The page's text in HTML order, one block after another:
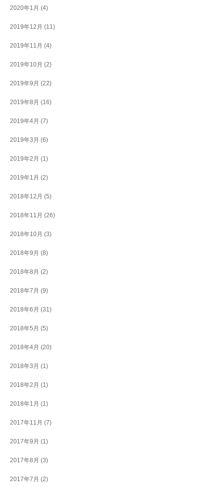
2020年1月 (4)
2019年12月 (11)
2019年11月 (4)
2019年10月 (2)
2019年9月 (22)
2019年8月 (16)
2019年4月 (7)
2019年3月 (6)
2019年2月 (1)
2019年1月 (2)
2018年12月 (5)
2018年11月 (26)
2018年10月 (3)
2018年9月 (8)
2018年8月 (2)
2018年7月 (9)
2018年6月 (31)
2018年5月 (5)
2018年4月 (20)
2018年3月 (1)
2018年2月 (1)
2018年1月 (1)
2017年11月 (7)
2017年9月 (1)
2017年8月 (3)
2017年7月 (2)